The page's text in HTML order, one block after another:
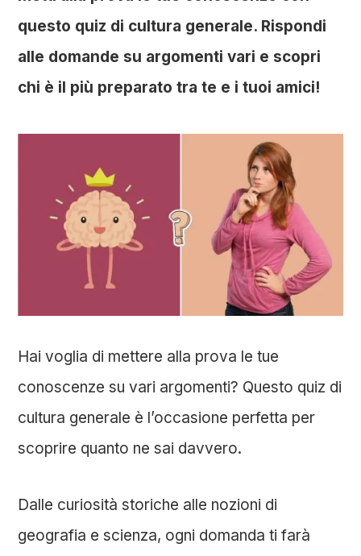
questo quiz di cultura generale. Rispondi
alle domande su argomenti vari e scopri
chi è il più preparato tra te e i tuoi amici!
Hai voglia di mettere alla prova le tue
conoscenze su vari argomenti? Questo quiz di
cultura generale è l’occasione perfetta per
scoprire quanto ne sai davvero.
Dalle curiosità storiche alle nozioni di
geografia e scienza, ogni domanda ti farà